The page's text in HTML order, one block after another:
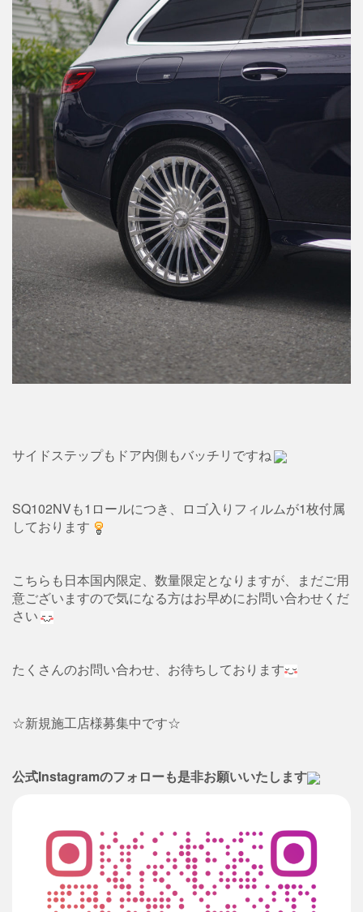
サイドステップもドア内側もバッチリですね
SQ102NVも1ロールにつき、ロゴ入りフィルムが1枚付属
しております
こちらも日本国内限定、数量限定となりますが、まだご用
意ございますので気になる方はお早めにお問い合わせくだ
さい
たくさんのお問い合わせ、お待ちしております
☆新規施工店様募集中です☆
公式Instagramのフォローも是非お願いいたします